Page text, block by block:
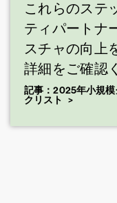
これらのステ
ティパートナ
スチャの向上
詳細をご確認
記事：2025年小規
クリスト